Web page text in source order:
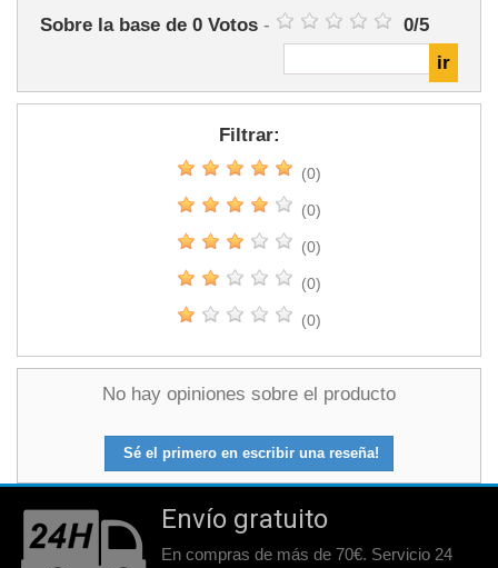
Sobre la base de 0 Votos - 0/5
Filtrar:
(0)
(0)
(0)
(0)
(0)
No hay opiniones sobre el producto
Sé el primero en escribir una reseña!
Envío gratuito
En compras de más de 70€. Servicio 24